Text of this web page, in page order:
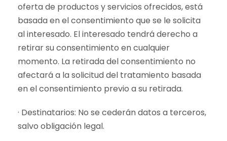
oferta de productos y servicios ofrecidos, está
basada en el consentimiento que se le solicita
al interesado. El interesado tendrá derecho a
retirar su consentimiento en cualquier
momento. La retirada del consentimiento no
afectará a la solicitud del tratamiento basada
en el consentimiento previo a su retirada.
· Destinatarios: No se cederán datos a terceros,
salvo obligación legal.